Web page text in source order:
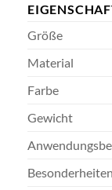
Größe
Material
Farbe
Gewicht
Besonderheiten